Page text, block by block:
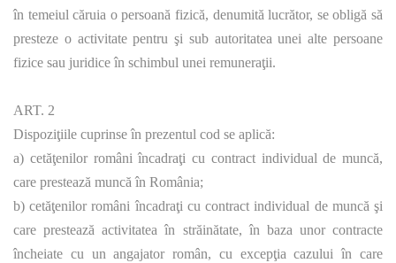
în temeiul căruia o persoană fizică, denumită lucrător, se obligă să
presteze o activitate pentru şi sub autoritatea unei alte persoane
fizice sau juridice în schimbul unei remuneraţii.
ART. 2
Dispoziţiile cuprinse în prezentul cod se aplică:
a) cetăţenilor români încadraţi cu contract individual de muncă,
care prestează muncă în România;
b) cetăţenilor români încadraţi cu contract individual de muncă şi
care prestează activitatea în străinătate, în baza unor contracte
încheiate cu un angajator român, cu excepţia cazului în care